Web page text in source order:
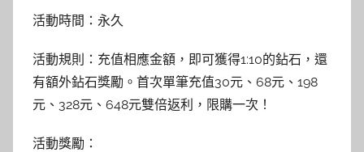
活動時間：永久
活動規則：充值相應金額，即可獲得1:10的鉆石，還
有額外鉆石獎勵。首次單筆充值30元、68元、198
元、328元、648元雙倍返利，限購一次！
活動獎勵：